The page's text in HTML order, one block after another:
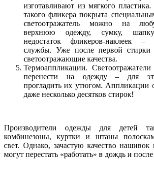
изготавливают из мягкого
такого фликера покрыта
светоотражатель можно на
верхнюю одежду, сумку,
недостаток фликеров-наклеек
службы. Уже после первой стирки
светоотражающие качества.
Термоаппликации.
перенести на одежду – для
прогладить их утюгом. Аппликации
даже несколько десятков стирок!
Производители одежды для детей
комбинезоны, куртки и штаны
свет. Однако, зачастую качество
могут перестать «работать» в дождь и